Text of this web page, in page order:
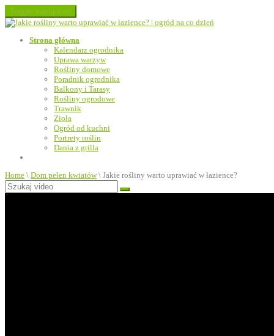
Toggle navigation
Strona główna
Kalendarz ogrodnika
Uprawa warzyw
Rośliny domowe
Poradnik ogrodnika
Balkony i Tarasy
Rośliny ogrodowe
Trawnik
Zioła
Ogród od kuchni
Portrety roślin
Dania z grilla
Home \ Dom pełen kwiatów\ Jakie rośliny warto uprawiać w łazience?